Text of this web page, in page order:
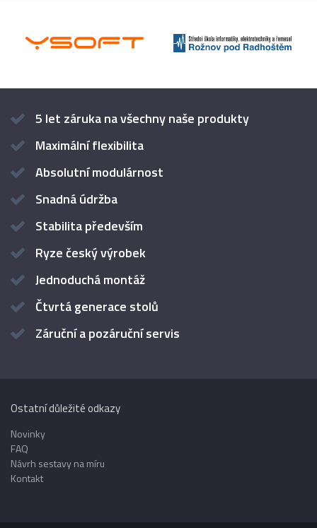
5 let záruka na všechny naše produkty
Maximální flexibilita
Absolutní modulárnost
Snadná údržba
Stabilita především
Ryze český výrobek
Jednoduchá montáž
Čtvrtá generace stolů
Záruční a pozáruční servis
Ostatní důležité odkazy
Novinky
FAQ
Návrh sestavy na míru
Kontakt